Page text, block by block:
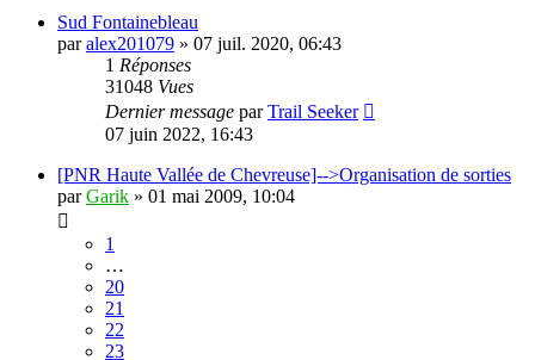
Sud Fontainebleau
paralex201079 » 07 juil. 2020, 06:43
1 Réponses
31048 Vues
Dernier message parTrail Seeker
07 juin 2022, 16:43
[PNR Haute Vallée de Chevreuse]-->Organisation de sorties
parGarik » 01 mai 2009, 10:04
1
…
20
21
22
23